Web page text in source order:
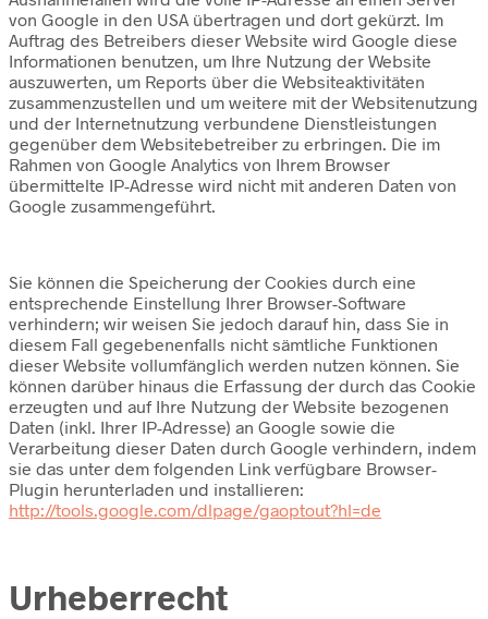
von Google in den USA übertragen und dort gekürzt. Im
Auftrag des Betreibers dieser Website wird Google diese
Informationen benutzen, um Ihre Nutzung der Website
auszuwerten, um Reports über die Websiteaktivitäten
zusammenzustellen und um weitere mit der Websitenutzung
und der Internetnutzung verbundene Dienstleistungen
gegenüber dem Websitebetreiber zu erbringen. Die im
Rahmen von Google Analytics von Ihrem Browser
übermittelte IP-Adresse wird nicht mit anderen Daten von
Google zusammengeführt.
Sie können die Speicherung der Cookies durch eine
entsprechende Einstellung Ihrer Browser-Software
verhindern; wir weisen Sie jedoch darauf hin, dass Sie in
diesem Fall gegebenenfalls nicht sämtliche Funktionen
dieser Website vollumfänglich werden nutzen können. Sie
können darüber hinaus die Erfassung der durch das Cookie
erzeugten und auf Ihre Nutzung der Website bezogenen
Daten (inkl. Ihrer IP-Adresse) an Google sowie die
Verarbeitung dieser Daten durch Google verhindern, indem
sie das unter dem folgenden Link verfügbare Browser-
Plugin herunterladen und installieren:
http://tools.google.com/dlpage/gaoptout?hl=de
Urheberrecht